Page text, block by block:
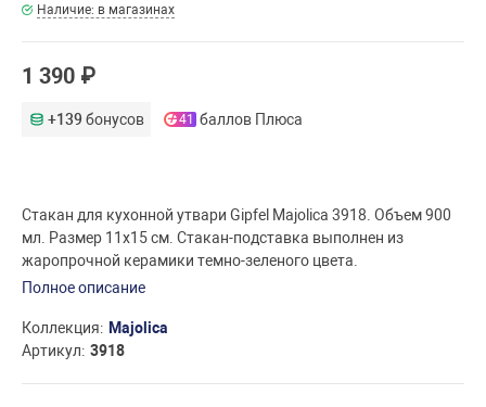
Наличие: в магазинах
1 390 ₽
+139 бонусов 41 баллов Плюса
Стакан для кухонной утвари Gipfel Majolica 3918. Объем 900
мл. Размер 11х15 см. Стакан-подставка выполнен из
жаропрочной керамики темно-зеленого цвета.
Полное описание
Коллекция
Majolica
Артикул 3918